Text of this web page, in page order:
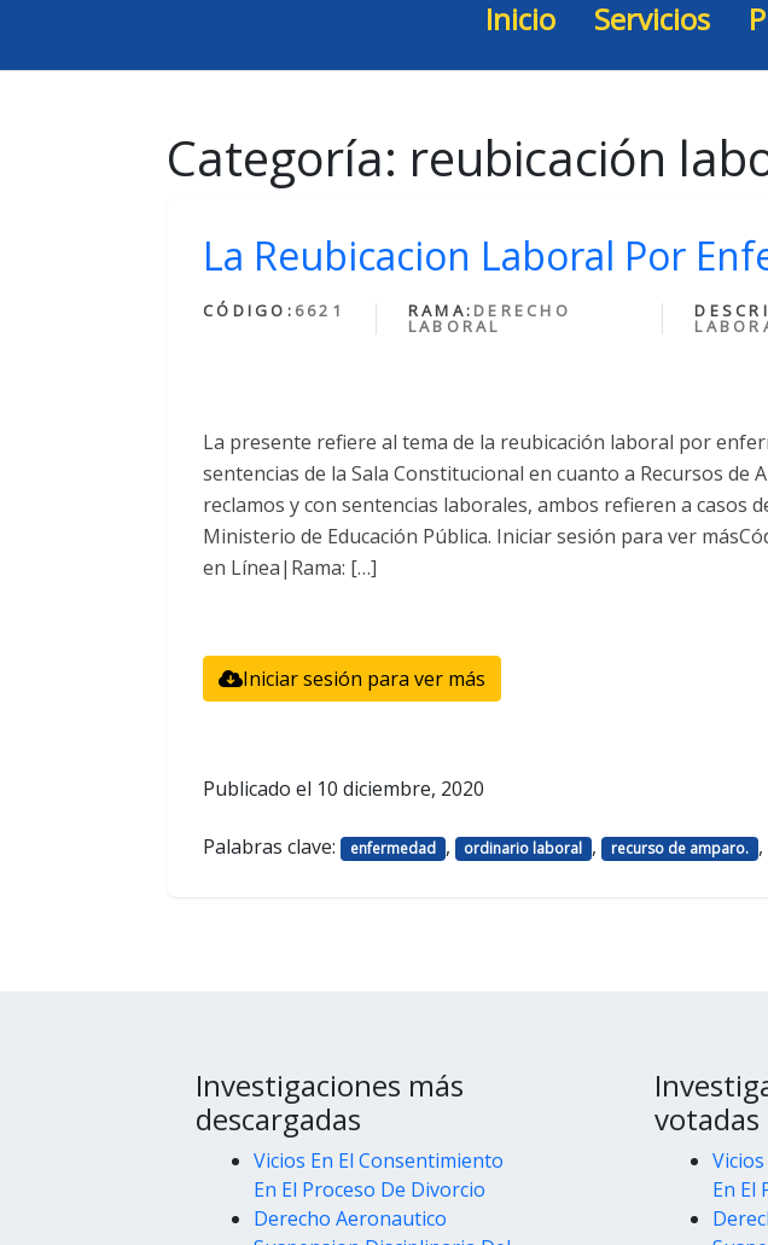
Inicio Servicios
Categoría: reubicación
La Reubicacion Laboral Por
CÓDIGO: 6621 RAMA: DERECHO
LABORAL
La presente refiere al tema de la reubicación laboral por
sentencias de la Sala Constitucional en cuanto a Recursos de
reclamos y con sentencias laborales, ambos refieren a casos
Ministerio de Educación Pública. Iniciar sesión para ver
en Línea|Rama: […]
Iniciar sesión para ver más
Publicado el 10 diciembre, 2020
Palabras clave: enfermedad , ordinario laboral , recurso de amparo. ,
Investigaciones más
descargadas
Vicios En El Consentimiento
En El Proceso De Divorcio
Derecho Aeronautico
votadas
En El